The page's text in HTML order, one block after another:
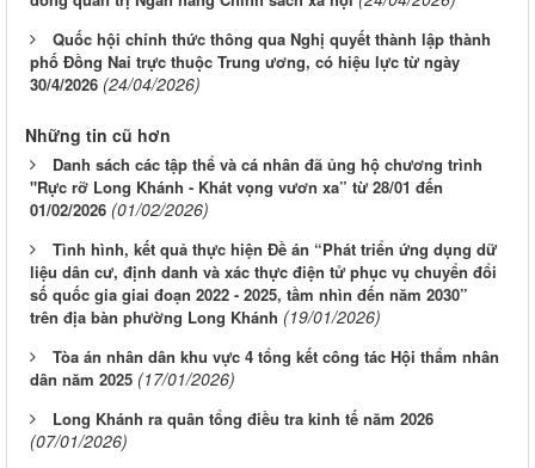
Quốc hội chính thức thông qua Nghị quyết thành lập thành
phố Đồng Nai trực thuộc Trung ương, có hiệu lực từ ngày
30/4/2026 (24/04/2026)
Những tin cũ hơn
Danh sách các tập thể và cá nhân đã ủng hộ chương trình
"Rực rỡ Long Khánh - Khát vọng vươn xa” từ 28/01 đến
01/02/2026 (01/02/2026)
Tình hình, kết quả thực hiện Đề án “Phát triển ứng dụng dữ
liệu dân cư, định danh và xác thực điện tử phục vụ chuyển đổi
số quốc gia giai đoạn 2022 - 2025, tầm nhìn đến năm 2030”
trên địa bàn phường Long Khánh (19/01/2026)
Tòa án nhân dân khu vực 4 tổng kết công tác Hội thẩm nhân
dân năm 2025 (17/01/2026)
Long Khánh ra quân tổng điều tra kinh tế năm 2026
(07/01/2026)